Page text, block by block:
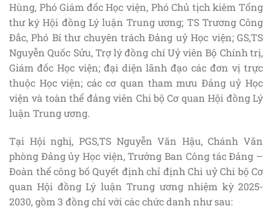
Hùng, Phó Giám đốc Học viện, Phó Chủ tịch kiêm Tổng
thư ký Hội đồng Lý luận Trung ương; TS Trương Công
Đắc, Phó Bí thư chuyên trách Đảng uỷ Học viện; GS,TS
Nguyễn Quốc Sửu, Trợ lý đồng chí Uỷ viên Bộ Chính trị,
Giám đốc Học viện; đại diện lãnh đạo các đơn vị trực
thuộc Học viện; các cơ quan tham mưu Đảng uỷ Học
viện và toàn thể đảng viên Chi bộ Cơ quan Hội đồng Lý
luận Trung ương.
Tại Hội nghị, PGS,TS Nguyễn Văn Hậu, Chánh Văn
phòng Đảng ủy Học viện, Trưởng Ban Công tác Đảng –
Đoàn thể công bố Quyết định chỉ định Chi uỷ Chi bộ Cơ
quan Hội đồng Lý luận Trung ương nhiệm kỳ 2025-
2030, gồm 3 đồng chí với các chức danh như sau: